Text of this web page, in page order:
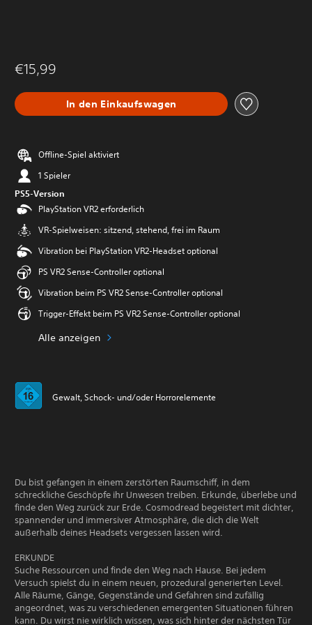
€15,99
In den Einkaufswagen
Offline-Spiel aktiviert
1 Spieler
PS5-Version
PlayStation VR2 erforderlich
VR-Spielweisen: sitzend, stehend, frei im Raum
Vibration bei PlayStation VR2-Headset optional
PS VR2 Sense-Controller optional
Vibration beim PS VR2 Sense-Controller optional
Trigger-Effekt beim PS VR2 Sense-Controller optional
Alle anzeigen
Gewalt, Schock- und/oder Horrorelemente
Du bist gefangen in einem zerstörten Raumschiff, in dem
schreckliche Geschöpfe ihr Unwesen treiben. Erkunde, überlebe und
finde den Weg zurück zur Erde. Cosmodread begeistert mit dichter,
spannender und immersiver Atmosphäre, die dich die Welt
außerhalb deines Headsets vergessen lassen wird.
ERKUNDE
Suche Ressourcen und finde den Weg nach Hause. Bei jedem
Versuch spielst du in einem neuen, prozedural generierten Level.
Alle Räume, Gänge, Gegenstände und Gefahren sind zufällig
angeordnet, was zu verschiedenen emergenten Situationen führen
kann. Du wirst nie wirklich wissen, was sich hinter der nächsten Tür